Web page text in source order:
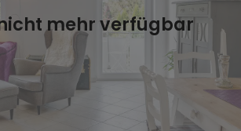
mehr verfügbar